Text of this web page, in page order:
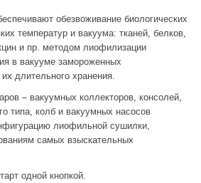
обезвоживание биологических
температур и вакуума: тканей, белков,
и пр. методом лиофилизации
в вакууме замороженных
длительного хранения.
– вакуумных коллекторов, консолей,
типа, колб и вакуумных насосов
лиофильной сушилки,
самых взыскательных
одной кнопкой.